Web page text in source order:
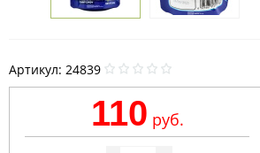
Артикул: 24839
110 руб.